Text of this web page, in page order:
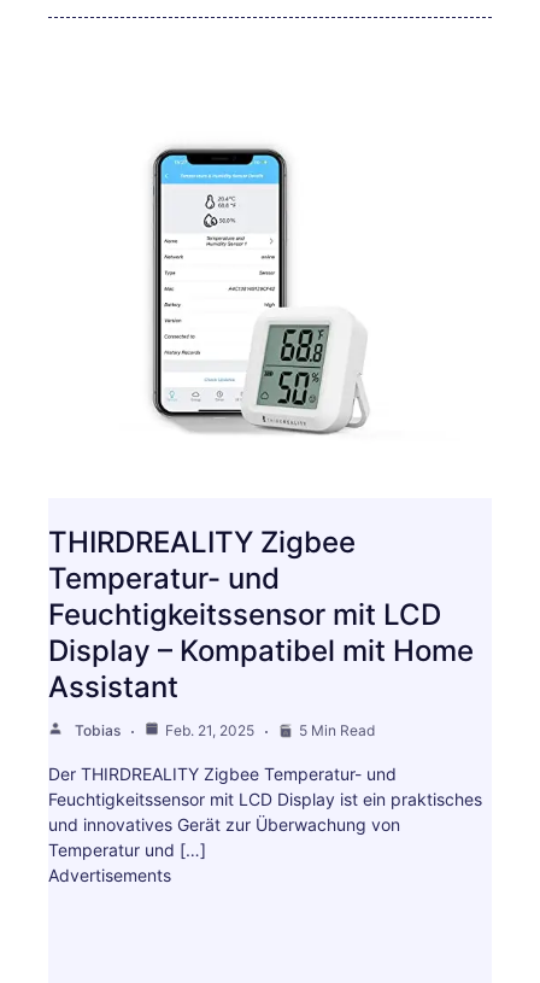
THIRDREALITY Zigbee
Temperatur- und
Feuchtigkeitssensor mit LCD
Display – Kompatibel mit Home
Assistant
Tobias Feb. 21, 2025 5 Min Read
Der THIRDREALITY Zigbee Temperatur- und
Feuchtigkeitssensor mit LCD Display ist ein praktisches
und innovatives Gerät zur Überwachung von
Temperatur und […]
Advertisements